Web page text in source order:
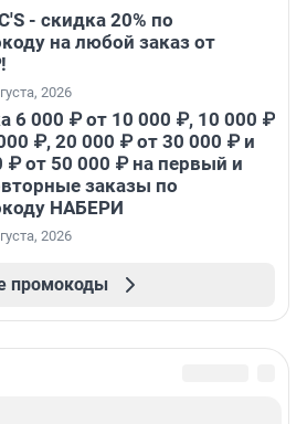
- скидка 20% по
на любой заказ от
2026
6 000 ₽ от 10 000 ₽, 10 000 ₽
₽, 20 000 ₽ от 30 000 ₽ и
₽ от 50 000 ₽ на первый и
заказы по
НАБЕРИ
2026
промокоды